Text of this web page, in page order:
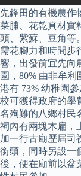
先鋒田的有機農作
菜脯、花乾真材實
頭、紫蘇、豆角等
需花腳力和時間步
響，出發前宜先向
園，80% 由非牟
港有 73% 幼稚園
校可獲得政府的學
名殉難的八鄉村民
祠內有兩塊木扁，
加一行古廟歷屆司
銜頭，同時另設一
後，便在廟前以盆